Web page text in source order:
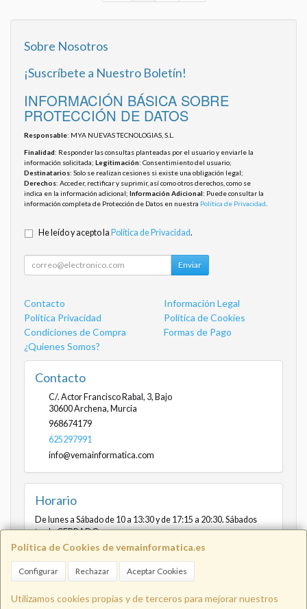
Política de Cookies de vemainformatica.es
Configurar Rechazar Aceptar Cookies
Utilizamos cookies propias y de terceros para mejorar nuestros
Sobre Nosotros
¡Suscríbete a Nuestro Boletín!
INFORMACIÓN BÁSICA SOBRE
PROTECCIÓN DE DATOS
Responsable: MYA NUEVAS TECNOLOGIAS, S.L.
Finalidad: Responder las consultas planteadas por el usuario y enviarle la
información solicitada; Legitimación: Consentimiento del usuario;
Destinatarios: Solo se realizan cesiones si existe una obligación legal;
Derechos: Acceder, rectificar y suprimir, así como otros derechos, como se
indica en la información adicional; Información Adicional: Puede consultar la
información completa de Protección de Datos en nuestra Política de Privacidad
He leído y acepto la Política de Privacidad.
Enviar
Contacto
Información Legal
Política Privacidad
Política de Cookies
Condiciones de Compra
Formas de Pago
¿Quienes Somos?
Contacto
C/. Actor Francisco Rabal, 3, Bajo
30600Archena, Murcia
968674179
625297991
info@vemainformatica.com
Horario
De lunes a Sábado de 10 a 13:30 y de 17:15 a 20:30. Sábados
tarde CERRADO
Info@vemainformatica.com 625